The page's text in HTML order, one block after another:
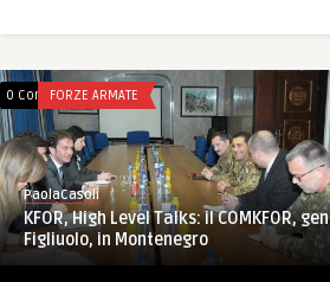
0 CommentsFORZE ARMATE
PaolaCasoli
KFOR, High Level Talks: il COMKFOR, gen
Figliuolo, in Montenegro